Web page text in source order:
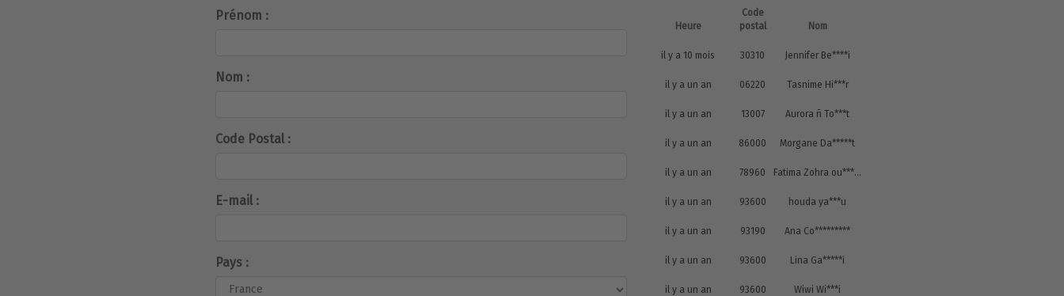
Prénom :
Nom :
Code Postal :
E-mail :
Pays :
Heure
Code
postal
Nom
il y a 10 mois 30310 Jennifer Be****i
il y a un an 06220 Tasnime Hi***r
il y a un an 13007 Aurora ñ To***t
il y a un an 86000 Morgane Da*****t
il y a un an 78960 Fatima Zohra ou******r
il y a un an 93600 houda ya***u
il y a un an 93190 Ana Co*********
il y a un an 93600 Lina Ga*****i
il y a un an 93600 Wiwi Wi***i